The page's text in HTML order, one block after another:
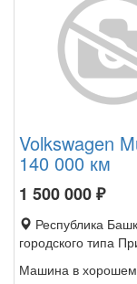
Volkswagen
140 000 км
1 500 000₽
Республика
городского типа
Машина в хорошем